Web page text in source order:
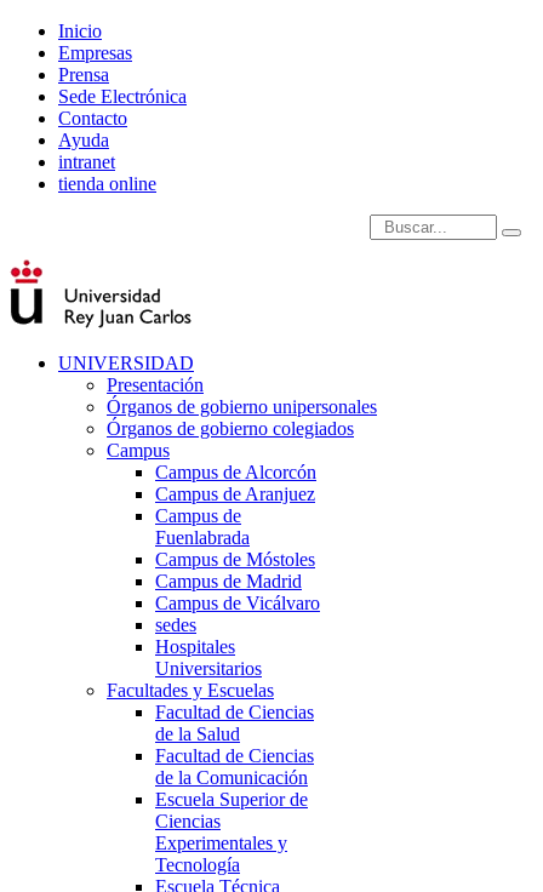
Inicio
Empresas
Prensa
Sede Electrónica
Contacto
Ayuda
intranet
tienda online
Introduce términos de
UNIVERSIDAD
Presentación
Órganos de gobierno unipersonales
Órganos de gobierno colegiados
Campus
Campus de Alcorcón
Campus de Aranjuez
Campus de
Fuenlabrada
Campus de Móstoles
Campus de Madrid
Campus de Vicálvaro
sedes
Hospitales
Universitarios
Facultades y Escuelas
Facultad de Ciencias
de la Salud
Facultad de Ciencias
de la Comunicación
Escuela Superior de
Ciencias
Experimentales y
Tecnología
Escuela Técnica